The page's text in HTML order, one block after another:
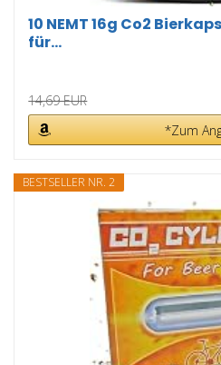
10 NEMT 16g Co2
für...
14,69 EUR
*Zum
BESTSELLER NR. 2